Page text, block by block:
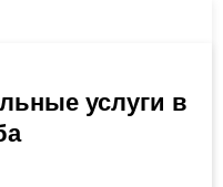
услуги в